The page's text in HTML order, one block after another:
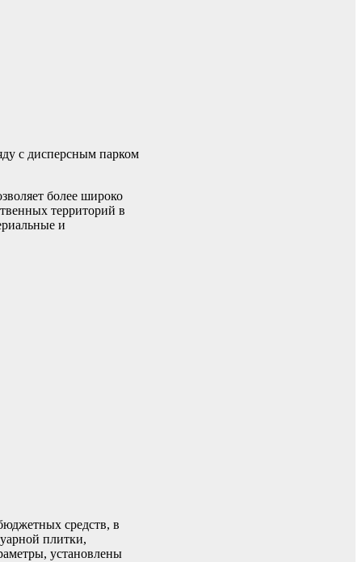
с дисперсным парком
более широко
территорий в
и
средств, в
плитки,
установлены